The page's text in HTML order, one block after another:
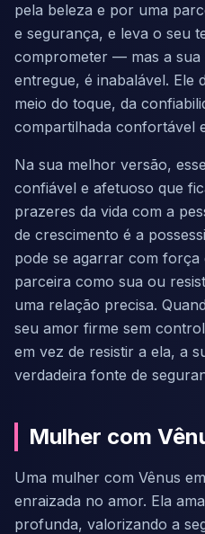
pela beleza e por uma
e segurança, e leva o seu
comprometer — mas a sua
entregue, é inabalável. Ele
meio do toque, da
compartilhada confortável
Na sua melhor versão,
confiável e afetuoso que
prazeres da vida com a
de crescimento é a
pode se agarrar com força
parceira como sua ou
uma relação precisa.
seu amor firme sem
em vez de resistir a ela, a
verdadeira fonte de
Mulher com
Uma mulher com Vênus
enraizada no amor. Ela
profunda, valorizando a